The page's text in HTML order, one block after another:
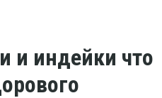
и индейки что